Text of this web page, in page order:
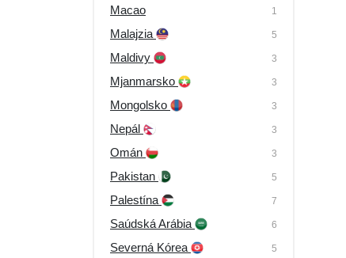
Macao 1
Malajzia 5
Maldivy 3
Mjanmarsko 3
Mongolsko 3
Nepál 3
Omán 3
Pakistan 5
Palestína 7
Saúdská Arábia 6
Severná Kórea 5